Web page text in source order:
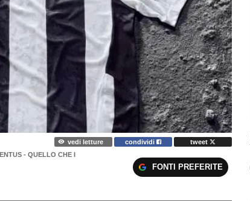
vedi letture condividi
tweet
- QUELLO CHE I
FONTI PREFERITE